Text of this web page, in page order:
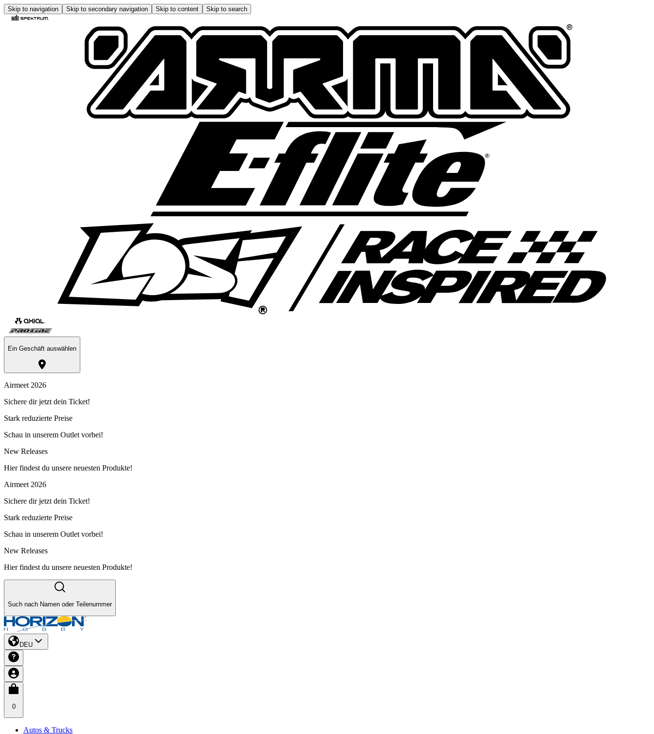
Skip to navigation Skip to secondary navigation Skip to content Skip to search
Ein Geschäft auswählen
Airmeet 2026
Sichere dir jetzt dein Ticket!
Stark reduzierte Preise
Schau in unserem Outlet vorbei!
New Releases
Hier findest du unsere neuesten Produkte!
Airmeet 2026
Sichere dir jetzt dein Ticket!
Stark reduzierte Preise
Schau in unserem Outlet vorbei!
New Releases
Hier findest du unsere neuesten Produkte!
Such nach Namen oder Teilenummer
DEU
0
Autos & Trucks